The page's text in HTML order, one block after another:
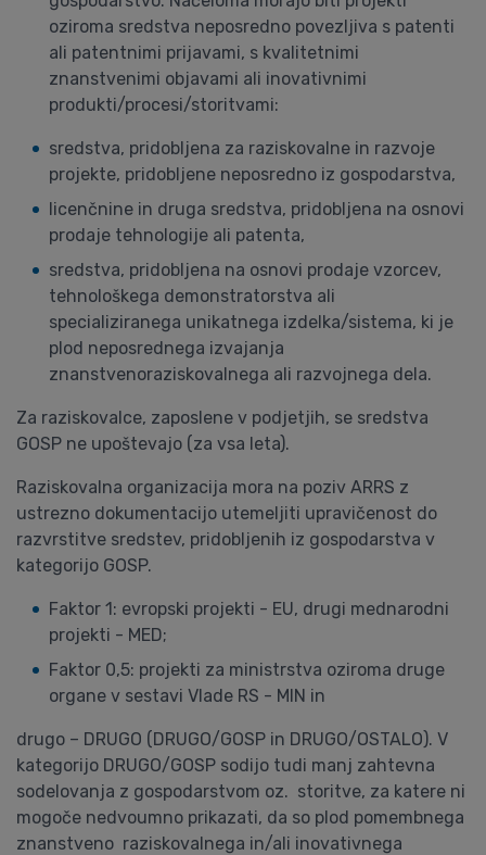
oziroma sredstva neposredno povezljiva s patenti
ali patentnimi prijavami, s kvalitetnimi
znanstvenimi objavami ali inovativnimi
produkti/procesi/storitvami:
sredstva, pridobljena za raziskovalne in razvoje
projekte, pridobljene neposredno iz gospodarstva,
licenčnine in druga sredstva, pridobljena na osnovi
prodaje tehnologije ali patenta,
sredstva, pridobljena na osnovi prodaje vzorcev,
tehnološkega demonstratorstva ali
specializiranega unikatnega izdelka/sistema, ki je
plod neposrednega izvajanja
znanstvenoraziskovalnega ali razvojnega dela.
Za raziskovalce, zaposlene v podjetjih, se sredstva
GOSP ne upoštevajo (za vsa leta).
Raziskovalna organizacija mora na poziv ARRS z
ustrezno dokumentacijo utemeljiti upravičenost do
razvrstitve sredstev, pridobljenih iz gospodarstva v
kategorijo GOSP.
Faktor 1: evropski projekti - EU, drugi mednarodni
projekti - MED;
Faktor 0,5: projekti za ministrstva oziroma druge
organe v sestavi Vlade RS - MIN in
drugo – DRUGO (DRUGO/GOSP in DRUGO/OSTALO). V
kategorijo DRUGO/GOSP sodijo tudi manj zahtevna
sodelovanja z gospodarstvom oz. storitve, za katere ni
mogoče nedvoumno prikazati, da so plod pomembnega
znanstveno raziskovalnega in/ali inovativnega